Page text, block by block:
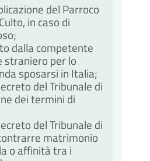
del Parroco
in caso di
dalla competente
straniero per lo
sposarsi in Italia;
del Tribunale di
dei termini di
del Tribunale di
matrimonio
o affinità tra i